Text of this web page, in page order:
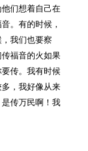
们想着自己在
。有的时候，
我们也要察
福音的火如果
传。我有时候
，我好像从来
传万民啊！我